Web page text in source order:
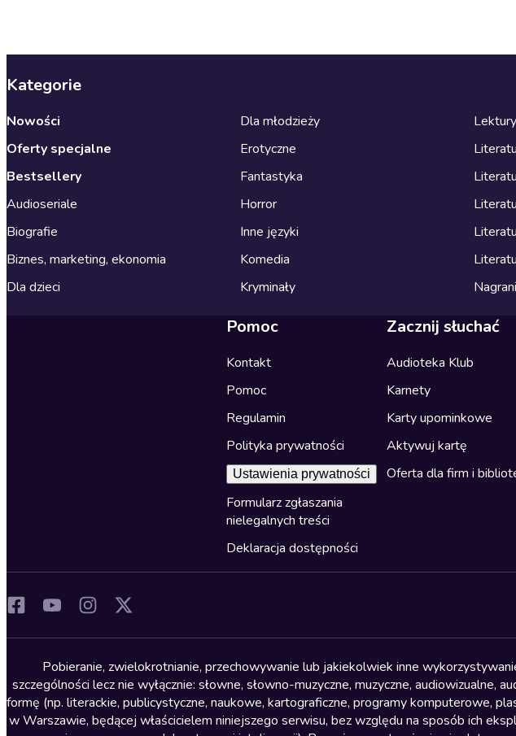
Kategorie
Nowości
Oferty specjalne
Bestsellery
Audioseriale
Biografie
Biznes, marketing, ekonomia
Dla dzieci
Dla młodzieży
Erotyczne
Fantastyka
Horror
Inne języki
Komedia
Kryminały
Pomoc
Kontakt
Pomoc
Regulamin
Polityka prywatności
Ustawienia prywatności
Formularz zgłaszania
nielegalnych treści
Deklaracja dostępności
Zacznij słuchać
Audioteka Klub
Karnety
Karty upominkowe
Aktywuj kartę
Oferta dla firm i
Pobieranie, zwielokrotnianie, przechowywanie lub jakiekolwiek inne
szczególności lecz nie wyłącznie: słowne, słowno-muzyczne, muzyczne,
formę (np. literackie, publicystyczne, naukowe, kartograficzne, programy komputerowe,
w Warszawie, będącej właścicielem niniejszego serwisu, bez względu na sposób ich